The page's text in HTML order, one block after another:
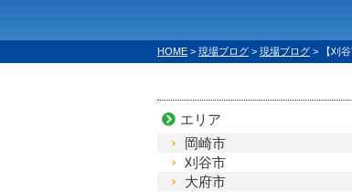
HOME > 現場ブログ > 現場ブログ > 【刈
エリア
岡崎市
刈谷市
大府市